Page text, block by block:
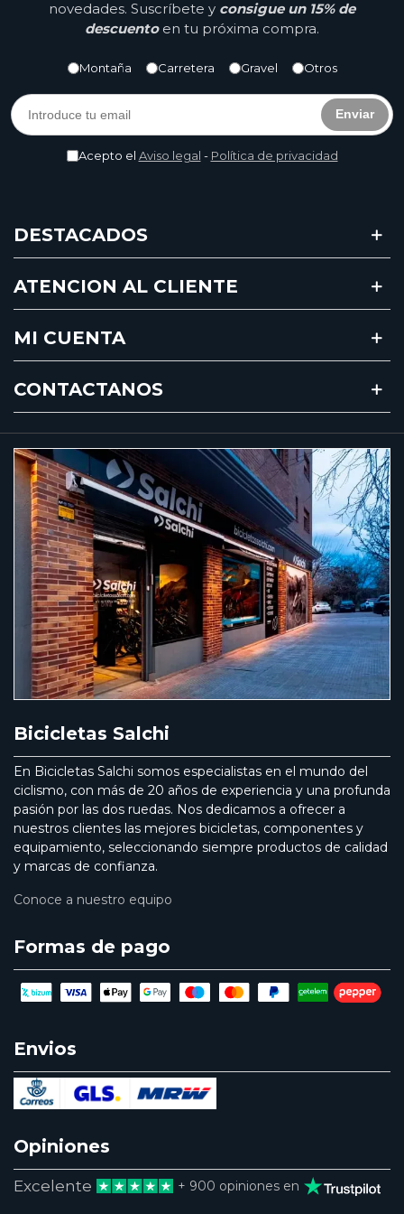
novedades. Suscríbete y consigue un 15% de
descuentoen tu próxima compra.
Montaña Carretera Gravel Otros
Enviar
Acepto el Aviso legal - Política de privacidad
DESTACADOS
ATENCION AL CLIENTE
MI CUENTA
CONTACTANOS
Bicicletas Salchi
En Bicicletas Salchi somos especialistas en el mundo del
ciclismo, con más de 20 años de experiencia y una profunda
pasión por las dos ruedas. Nos dedicamos a ofrecer a
nuestros clientes las mejores bicicletas, componentes y
equipamiento, seleccionando siempre productos de calidad
y marcas de confianza.
Conoce a nuestro equipo
Formas de pago
Envios
Opiniones
Excelente + 900 opiniones en